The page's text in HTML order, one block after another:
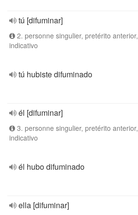
tú [difuminar]
2. personne singulier, pretérito anterior,
indicativo
tú hubiste difuminado
él [difuminar]
3. personne singulier, pretérito anterior,
indicativo
él hubo difuminado
ella [difuminar]